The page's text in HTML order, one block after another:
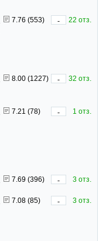
7.76 (553) -
22 отз.
8.00 (1227) -
32 отз.
7.21 (78) -
1 отз.
7.69 (396) -
3 отз.
7.08 (85) -
3 отз.